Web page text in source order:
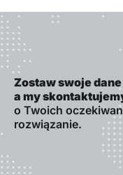
Zostaw swoje
a my
o Twoich
rozwiązanie.